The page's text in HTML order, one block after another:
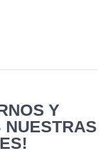
Y
NUESTRAS